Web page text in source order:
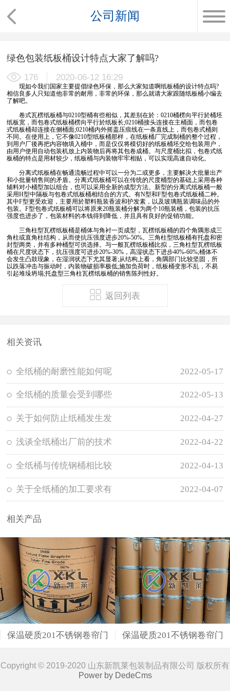
公司新闻
绿色包装纸板桶设计特点大家了解吗?
176 2020-06-12 16:29
现如今我们国家主要提倡绿色环保，那么大家知道啊纸板桶的设计特点吗?
相信良多人只知道他非常的耐用，非常的环保，那么就请大家跟随纸板桶小编去
了解吧。
卷式瓦楞纸板桶与0210型桶有些相似，其差别在於：0210桶楞向平行於桶坯
纸板宽，而包卷式纸板桶楞向平行於纸板长;0210桶接头连接在主桶面，而包卷
式纸板桶却连接在侧桶面;0210桶内外摇盖压痕线在一条直线上，而包卷式桶则
不同。在使用上，它不像0210型纸板桶那样，在纸板桶厂完成制桶的整个过程，
到用户厂後再把内容物填入桶中，而是仅仅将模切好的纸板桶坯交给包装用户，
由用户使用自动包装机放上内装物后再将其包卷成桶。与尺度桶比拟，包卷式纸
板桶的特点是用材较少，纸板桶与内装物牢牢相贴，可以实现高速自动化。
分离式纸板桶在畅通流畅过程中可以一分为二或更多，主要解决大批量出产
和小批量销售间的矛盾。分离式纸板桶可以在传统的尺度桶型的基础上采用各种
辅料对小桶型加以组合，也可以采用全新的成型方法。新型的分离式纸板桶一般
采用H型中隔板与包卷式纸板桶相结合的方式。有N型和F型包卷式纸板桶二种。
其中F型更受欢迎，主要用於塑料瓶装香波和护发素，以及玻璃瓶装调味品的外
包装。F型包卷式纸板桶可以将原来20瓶装桶分解为两个10瓶装桶，包装的抗压
强度也进步了，包装材料的本钱得到降低，并且具有良好的促销功能。
三角柱型瓦楞纸板桶是桶体与角衬一页成型，瓦楞纸板桶的四个角隅形成三
角柱或直角柱结构，从而使抗压强度进步20%-50%。三角柱型纸板桶有托盘和密
封型两类，并有多种桶型可供选择。与一般瓦楞纸板桶比拟，三角柱型瓦楞纸板
桶在尺度状态下，抗压强度可进步20%-30%，高湿状态下进步40%-60%;桶体不
会发生凸鼓现象，在湿润状态下尤其显著;从结构上看，角隅部门比较坚固，所
以跌落冲击与振动时，内装物破损率极低;施加负荷时，纸板桶变形不乱，不易
引起堆垛坍塌;托盘型三角柱瓦楞纸板桶的销售陈列性好。
返回列表
相关资讯
全纸桶的耐磨性能如何呢 2022-05-17
全纸桶的质量会受到哪些 2022-05-13
关于如何防止纸桶发生发 2022-04-27
浅谈全纸桶出厂前的技术 2022-04-22
全纸桶与传统钢桶相比较 2022-04-13
关于全纸桶的加工要求有 2022-04-07
相关产品
保温硬质201不锈钢卷帘门 保温硬质201不锈钢卷帘门
Copyright © 2019-2020 山东新凯莱包装制品有限公司 版权所有
Power by DedeCms